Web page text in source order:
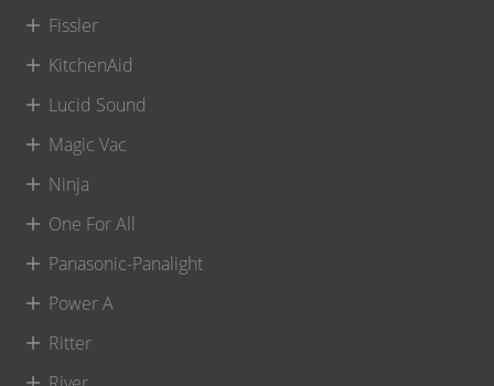
Fissler
KitchenAid
Lucid Sound
Magic Vac
Ninja
One For All
Panasonic-Panalight
Power A
Ritter